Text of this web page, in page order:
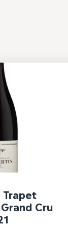
Trapet
Cru